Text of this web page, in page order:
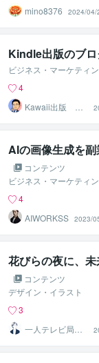
mino8376
2024/04/
Kindle出版のブ
ビジネス・マーケティ
4
Kawaii出版 星
AIの画像生成を
コンテンツ
ビジネス・マーケティ
4
AIWORKSS 2023/
花びらの夜に、
コンテンツ
デザイン・イラスト
3
一人テレビ局
【ともると】